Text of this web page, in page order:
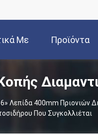
Με
Εμάς
Προϊόντα
Λεπίδα 400mm Πριονιών
Που Συγκολλιέται